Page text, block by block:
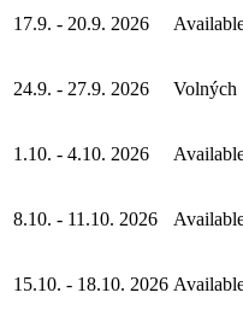
17.9. - 20.9. 2026
24.9. - 27.9. 2026 Volných
1.10. - 4.10. 2026
8.10. - 11.10. 2026
15.10. - 18.10. 2026